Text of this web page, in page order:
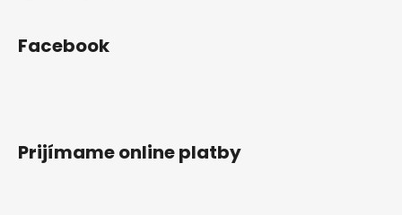
Facebook
Prijímame online platby